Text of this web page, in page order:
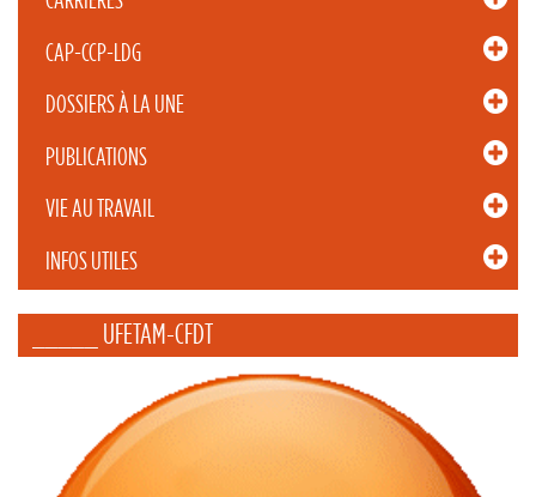
CAP-CCP-LDG
DOSSIERS À LA UNE
PUBLICATIONS
VIE AU TRAVAIL
INFOS UTILES
_____ UFETAM-CFDT